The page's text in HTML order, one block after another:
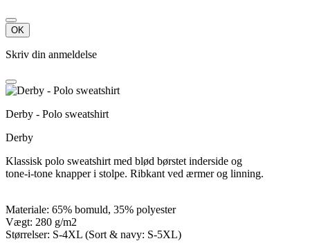
OK
Skriv din anmeldelse
Derby - Polo sweatshirt
Derby
Klassisk polo sweatshirt med blød børstet inderside og
tone-i-tone knapper i stolpe. Ribkant ved ærmer og linning.
Materiale: 65% bomuld, 35% polyester
Vægt: 280 g/m2
Størrelser: S-4XL (Sort & navy: S-5XL)